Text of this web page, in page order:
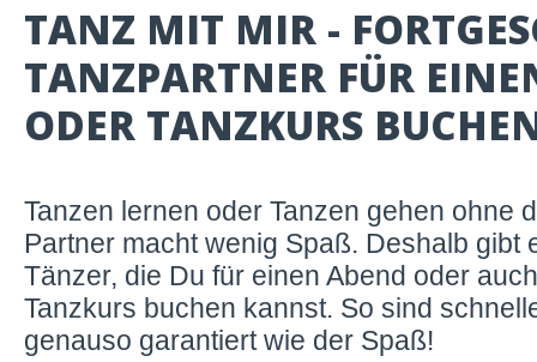
TANZ MIT MIR -
TANZPARTNER FÜR
ODER TANZKURS
Tanzen lernen oder Tanzen gehen ohne
Partner macht wenig Spaß. Deshalb gibt
Tänzer, die Du für einen Abend oder
Tanzkurs buchen kannst. So sind
genauso garantiert wie der Spaß!